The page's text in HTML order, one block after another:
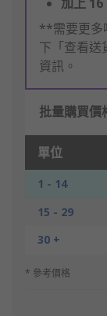
加上 16
**需要更多
下「查看送
資訊。
批量購買價
單位
1 - 14
15 - 29
30 +
* 參考價格